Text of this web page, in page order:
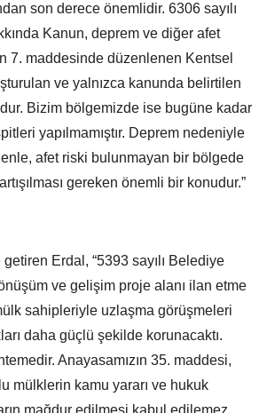
son derece önemlidir. 6306 sayılı
Kanun, deprem ve diğer afet
7. maddesinde düzenlenen Kentsel
ve yalnızca kanunda belirtilen
Bizim bölgemizde ise bugüne kadar
yapılmamıştır. Deprem nedeniyle
afet riski bulunmayan bir bölgede
gereken önemli bir konudur.”
Erdal, “5393 sayılı Belediye
ve gelişim proje alanı ilan etme
sahipleriyle uzlaşma görüşmeleri
daha güçlü şekilde korunacaktı.
Anayasamızın 35. maddesi,
mülklerin kamu yararı ve hukuk